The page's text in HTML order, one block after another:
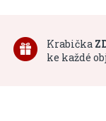
Krabička
ke každé